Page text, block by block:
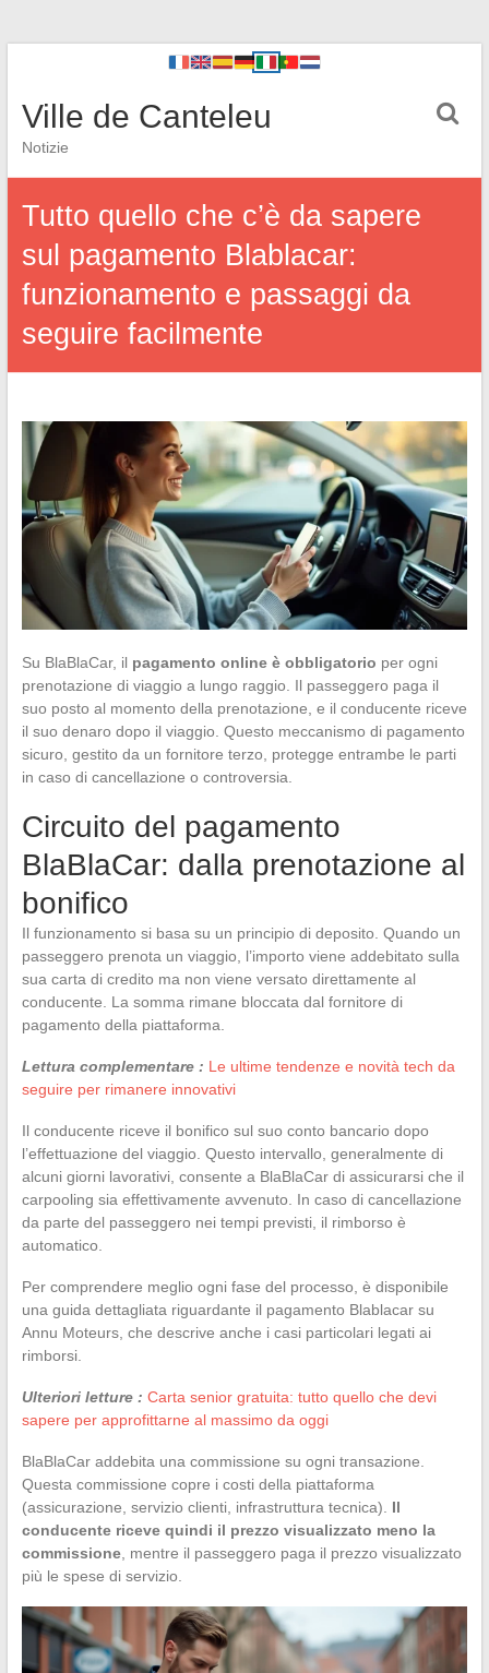
Ville de Canteleu
Notizie
Tutto quello che c’è da sapere
sul pagamento Blablacar:
funzionamento e passaggi da
seguire facilmente
Su BlaBlaCar, il pagamento online è obbligatorio per ogni
prenotazione di viaggio a lungo raggio. Il passeggero paga il
suo posto al momento della prenotazione, e il conducente riceve
il suo denaro dopo il viaggio. Questo meccanismo di pagamento
sicuro, gestito da un fornitore terzo, protegge entrambe le parti
in caso di cancellazione o controversia.
Circuito del pagamento
BlaBlaCar: dalla prenotazione al
bonifico
Il funzionamento si basa su un principio di deposito. Quando un
passeggero prenota un viaggio, l’importo viene addebitato sulla
sua carta di credito ma non viene versato direttamente al
conducente. La somma rimane bloccata dal fornitore di
pagamento della piattaforma.
Lettura complementare : Le ultime tendenze e novità tech da
seguire per rimanere innovativi
Il conducente riceve il bonifico sul suo conto bancario dopo
l’effettuazione del viaggio. Questo intervallo, generalmente di
alcuni giorni lavorativi, consente a BlaBlaCar di assicurarsi che il
carpooling sia effettivamente avvenuto. In caso di cancellazione
da parte del passeggero nei tempi previsti, il rimborso è
automatico.
Per comprendere meglio ogni fase del processo, è disponibile
una guida dettagliata riguardante il pagamento Blablacar su
Annu Moteurs, che descrive anche i casi particolari legati ai
rimborsi.
Ulteriori letture : Carta senior gratuita: tutto quello che devi
sapere per approfittarne al massimo da oggi
BlaBlaCar addebita una commissione su ogni transazione.
Questa commissione copre i costi della piattaforma
(assicurazione, servizio clienti, infrastruttura tecnica). Il
conducente riceve quindi il prezzo visualizzato meno la
commissione, mentre il passeggero paga il prezzo visualizzato
più le spese di servizio.